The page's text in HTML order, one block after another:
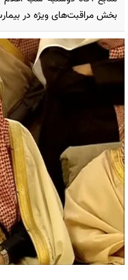
بخش مراقبت‌های ویژه در